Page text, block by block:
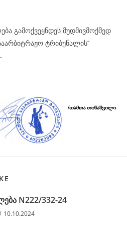
გამოქვეყნდეს მუდმივმოქმედ
ტრიბუნალის’’
N222/332-24
10.10.2024